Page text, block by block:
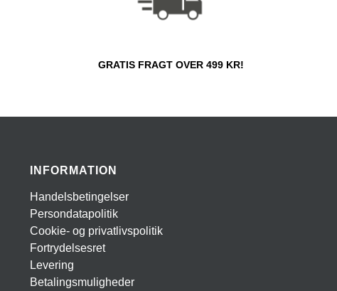
GRATIS FRAGT OVER 499 KR!
INFORMATION
Handelsbetingelser
Persondatapolitik
Cookie- og privatlivspolitik
Fortrydelsesret
Levering
Betalingsmuligheder